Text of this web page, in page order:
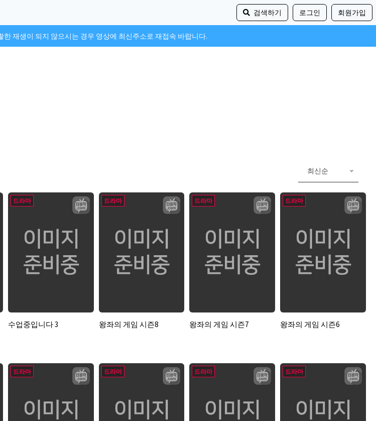
검색하기 로그인 회원가입
재생이 되지 않으시는 경우 영상에 최신주소로 재접속 바랍니다.
최신순
드라마
수업중입니다 3
드라마
왕좌의 게임 시즌8
드라마
왕좌의 게임 시즌7
드라마
왕좌의 게임 시즌6
드라마 드라마 드라마 드라마